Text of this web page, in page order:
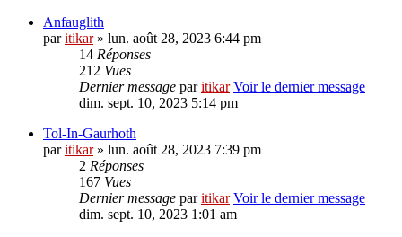
Anfauglith
paritikar» lun. août 28, 2023 6:44 pm
14 Réponses
212 Vues
Dernier message paritikar Voir le dernier message
dim. sept. 10, 2023 5:14 pm
Tol-In-Gaurhoth
paritikar» lun. août 28, 2023 7:39 pm
2 Réponses
167 Vues
Dernier message paritikar Voir le dernier message
dim. sept. 10, 2023 1:01 am